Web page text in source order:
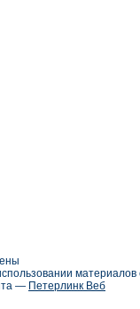
— Петерлинк Веб